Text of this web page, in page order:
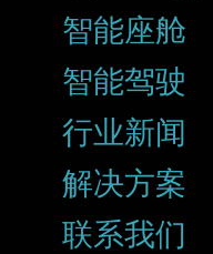
智能座舱
智能驾驶
行业新闻
解决方案
联系我们